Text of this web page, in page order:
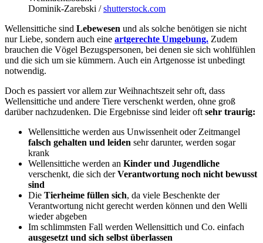
Dominik-Zarebski /shutterstock.com
Wellensittiche sind Lebewesen und als solche benötigen sie nicht
nur Liebe, sondern auch eine artgerechte Umgebung. Zudem
brauchen die Vögel Bezugspersonen, bei denen sie sich wohlfühlen
und die sich um sie kümmern. Auch ein Artgenosse ist unbedingt
notwendig.
Doch es passiert vor allem zur Weihnachtszeit sehr oft, dass
Wellensittiche und andere Tiere verschenkt werden, ohne groß
darüber nachzudenken. Die Ergebnisse sind leider oft sehr traurig:
Wellensittiche werden aus Unwissenheit oder Zeitmangel
falsch gehalten und leiden sehr darunter, werden sogar
krank
Wellensittiche werden an Kinder und Jugendliche
verschenkt, die sich derVerantwortung noch nicht bewusst
sind
Die Tierheime füllen sich, da viele Beschenkte der
Verantwortung nicht gerecht werden können und den Welli
wieder abgeben
Im schlimmsten Fall werden Wellensittich und Co. einfach
ausgesetzt und sich selbst überlassen